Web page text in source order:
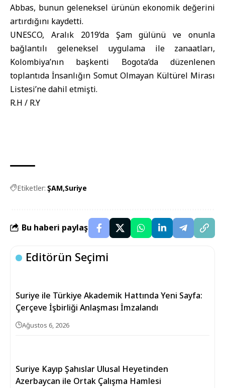
Abbas, bunun geleneksel ürünün ekonomik değerini
artırdığını kaydetti.
UNESCO, Aralık 2019’da Şam gülünü ve onunla
bağlantılı geleneksel uygulama ile zanaatları,
Kolombiya’nın başkenti Bogota’da düzenlenen
toplantıda İnsanlığın Somut Olmayan Kültürel Mirası
Listesi’ne dahil etmişti.
R.H / R.Y
Etiketler: ŞAM Suriye
Bu haberi paylaş
Editörün Seçimi
Suriye ile Türkiye Akademik Hattında Yeni Sayfa:
Çerçeve İşbirliği Anlaşması İmzalandı
Ağustos 6, 2026
Suriye Kayıp Şahıslar Ulusal Heyetinden
Azerbaycan ile Ortak Çalışma Hamlesi